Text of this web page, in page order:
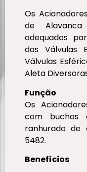
Os
de Alavanca
adequados
das Válvulas
Válvulas
Aleta
Função
Os
com buchas
ranhurado
5482.
Benefícios